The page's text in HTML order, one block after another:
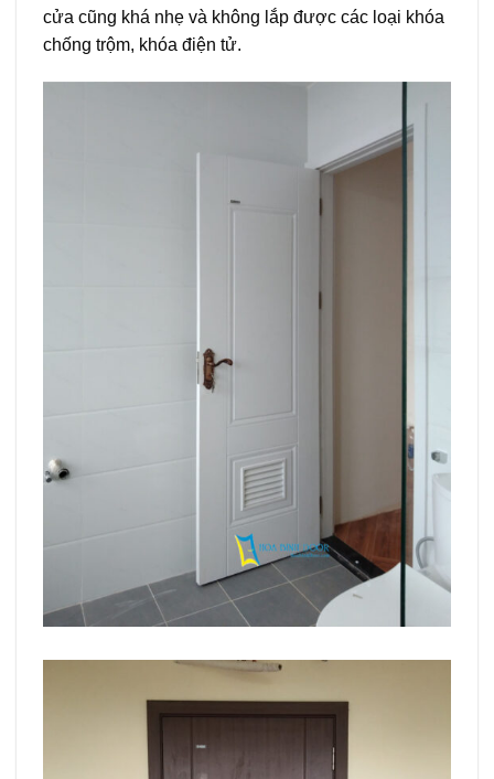
cửa cũng khá nhẹ và không lắp được các loại khóa
chống trộm, khóa điện tử.